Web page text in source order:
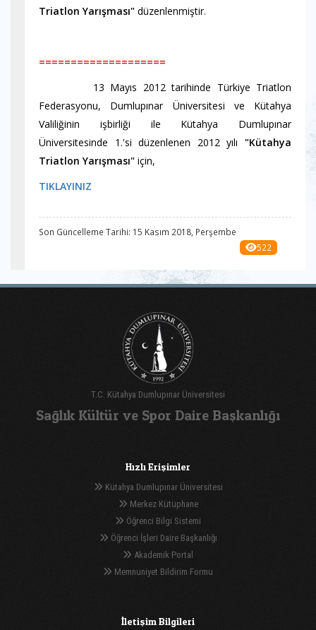
Triatlon Yarışması" düzenlenmiştir.
====================
13 Mayıs 2012 tarihinde Türkiye Triatlon
Federasyonu, Dumlupınar Üniversitesi ve Kütahya
Valiliğinin işbirliği ile Kütahya Dumlupınar
Üniversitesinde 1.'si düzenlenen 2012 yılı "Kütahya
Triatlon Yarışması" için,
TIKLAYINIZ
Son Güncelleme Tarihi: 15 Kasım 2018, Perşembe
522
T.C. Kütahya Dumlupınar Üniversitesi
Sağlık Kültür ve Spor Daire Başkanlığı
Hızlı Erişimler
Kütahya Dumlupınar Üniversitesi
Merkez Kütüphane
Öğrenci Bilgi Sistemi
Öğrenci İşleri Daire Başkanlığı
Akademik Portal
Memnuniyet Bildirim Formu
İletişim Bilgileri